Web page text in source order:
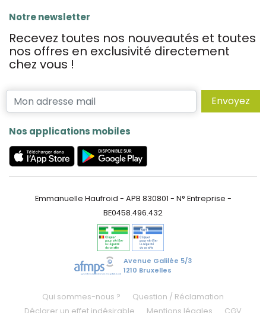
Notre newsletter
Recevez toutes nos nouveautés et toutes
nos offres en exclusivité directement
chez vous !
Envoyez
Nos applications mobiles
Emmanuelle Haufroid - APB 830801 - N° Entreprise -
BE0458.496.432
Avenue Galilée 5/3
1210 Bruxelles
Qui sommes-nous ?
Question / Réclamation